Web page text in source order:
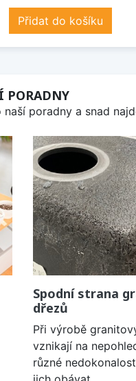
Přidat do košíku
PORADNY
poradny a snad
Spodní strana
dřezů
Při výrobě
vznikají na
různé